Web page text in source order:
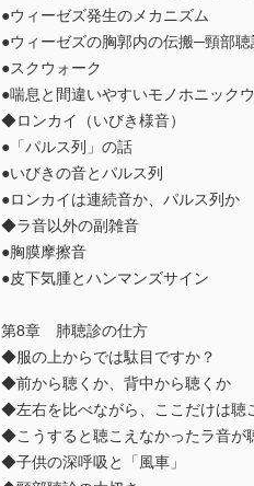
●ウィーゼズ発生のメカニズム
●ウィーゼズの胸郭内の伝搬─頸部聴
●スクウォーク
●喘息と間違いやすいモノホニック
◆ロンカイ（いびき様音）
●「パルス列」の話
●いびきの音とパルス列
●ロンカイは連続音か、パルス列か
◆ラ音以外の副雑音
●胸膜摩擦音
●皮下気腫とハンマンズサイン
第8章 肺聴診の仕方
◆服の上からでは駄目ですか？
◆前から聴くか、背中から聴くか
◆左右を比べながら、ここだけは聴
◆こうすると聴こえなかったラ音が
◆子供の深呼吸と「風車」